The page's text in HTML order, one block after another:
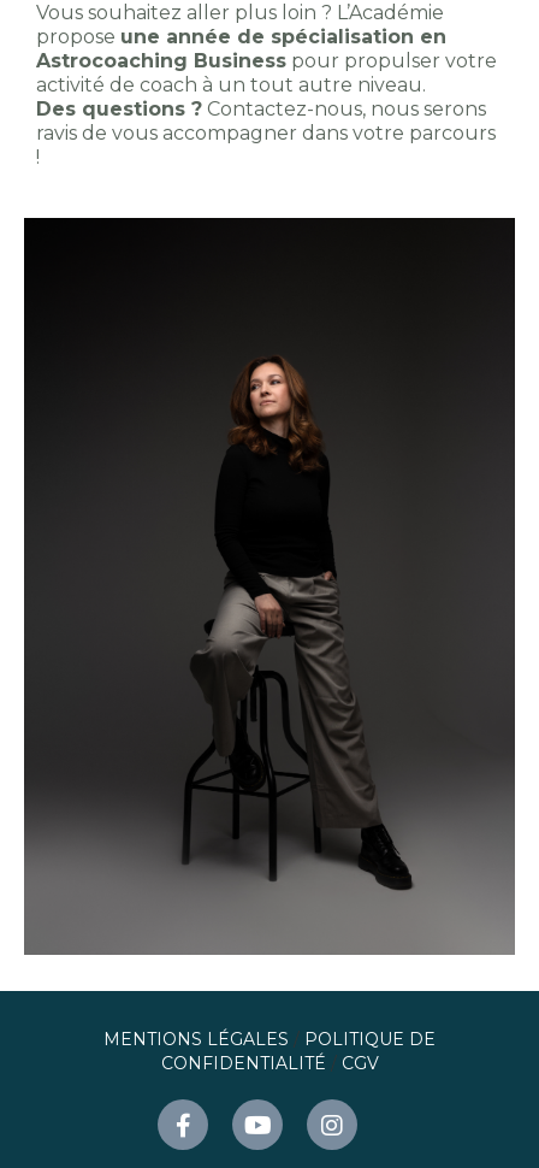
Vous souhaitez aller plus loin ? L’Académie
propose une année de spécialisation en
Astrocoaching Business pour propulser votre
activité de coach à un tout autre niveau.
Des questions ? Contactez-nous, nous serons
ravis de vous accompagner dans votre parcours
!
MENTIONS LÉGALES / POLITIQUE DE
CONFIDENTIALITÉ / CGV